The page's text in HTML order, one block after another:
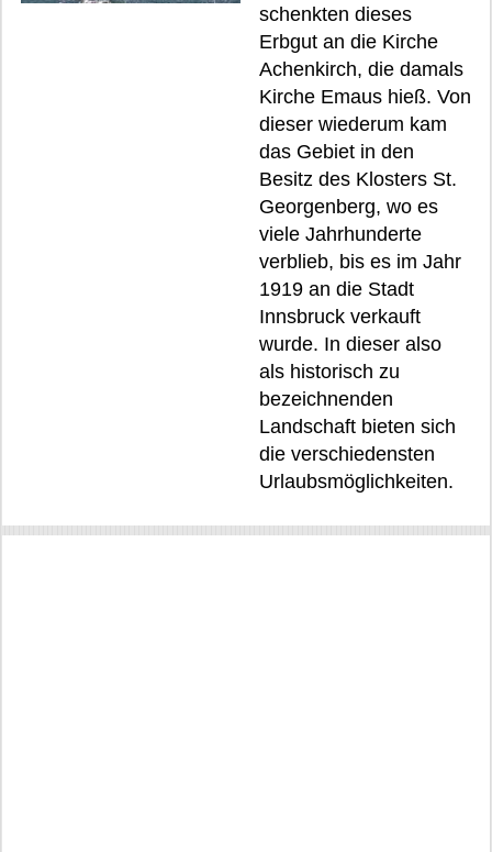
schenkten dieses
Erbgut an die Kirche
Achenkirch, die damals
Kirche Emaus hieß. Von
dieser wiederum kam
das Gebiet in den
Besitz des Klosters St.
Georgenberg, wo es
viele Jahrhunderte
verblieb, bis es im Jahr
1919 an die Stadt
Innsbruck verkauft
wurde. In dieser also
als historisch zu
bezeichnenden
Landschaft bieten sich
die verschiedensten
Urlaubsmöglichkeiten.